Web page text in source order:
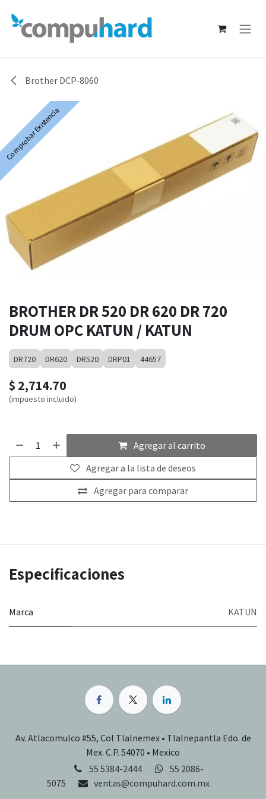
Brother DCP-8060
Comprobar Existencia
BROTHER DR 520 DR 620 DR 720
DRUM OPC KATUN / KATUN
DR720 DR620 DR520 DRP01 44657
$ 2,714.70
(impuesto incluido)
Agregar al carrito
Agregar para comparar
Agregar a la lista de deseos
Especificaciones
Marca KATUN
Av. Atlacomulco #55, Col Tlalnemex • Tlalnepantla Edo. de
Mex. C.P. 54070 • Mexico
55 5384-2444
55 2086-
5075
ventas@compuhard.com.mx